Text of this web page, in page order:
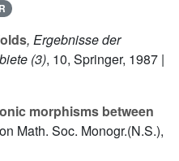
, Ergebnisse der
(3), 10, Springer, 1987 |
morphisms between
Math. Soc. Monogr.(N.S.),